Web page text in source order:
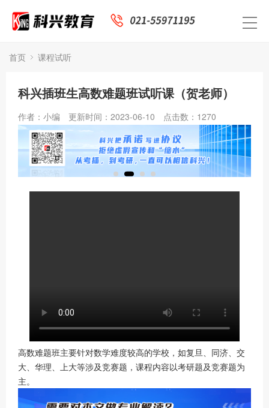
首页 课程试听
科兴插班生高数难题班试听课（贺老师）
作者：小编 更新时间：2023-06-10 点击数： 1270
高数难题班主要针对数学难度较高的学校，如复旦、同济、交
大、华理、上大等涉及竞赛题，课程内容以考研题及竞赛题为
主。